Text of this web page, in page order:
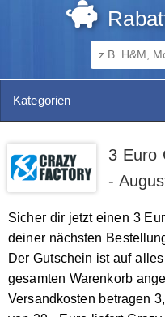
Kategorien
3 Euro
-
Sicher dir jetzt einen 3
deiner nächsten
Der Gutschein ist auf
gesamten Warenkorb
Versandkosten betragen